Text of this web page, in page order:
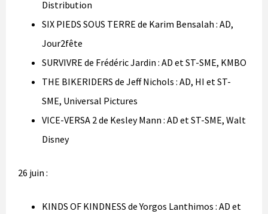
Distribution
SIX PIEDS SOUS TERRE de Karim Bensalah : AD,
Jour2fête
SURVIVRE de Frédéric Jardin : AD et ST-SME, KMBO
THE BIKERIDERS de Jeff Nichols : AD, HI et ST-
SME, Universal Pictures
VICE-VERSA 2 de Kesley Mann : AD et ST-SME, Walt
Disney
26 juin :
KINDS OF KINDNESS de Yorgos Lanthimos : AD et